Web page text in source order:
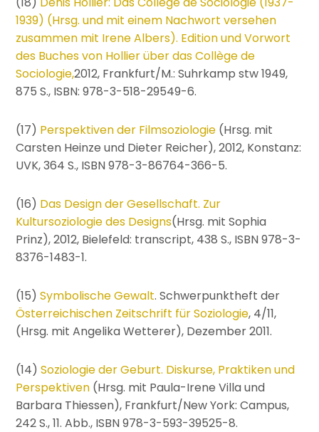
1939) (Hrsg. und mit einem Nachwort versehen
zusammen mit Irene Albers). Edition und Vorwort
des Buches von Hollier über das Collège de
Sociologie,2012, Frankfurt/M.: Suhrkamp stw 1949,
875 S., ISBN: 978-3-518-29549-6.
(17) Perspektiven der Filmsoziologie (Hrsg. mit
Carsten Heinze und Dieter Reicher), 2012, Konstanz:
UVK, 364 S., ISBN 978-3-86764-366-5.
(16) Das Design der Gesellschaft. Zur
Kultursoziologie des Designs(Hrsg. mit Sophia
Prinz), 2012, Bielefeld: transcript, 438 S., ISBN 978-3-
8376-1483-1.
(15)Symbolische Gewalt. Schwerpunktheft der
Österreichischen Zeitschrift für Soziologie, 4/11,
(Hrsg. mit Angelika Wetterer), Dezember 2011.
(14)Soziologie der Geburt. Diskurse, Praktiken und
Perspektiven (Hrsg. mit Paula-Irene Villa und
Barbara Thiessen), Frankfurt/New York: Campus,
242 S., 11. Abb., ISBN 978-3-593-39525-8.